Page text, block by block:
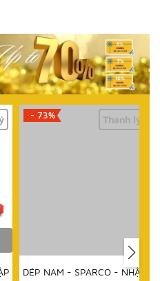
- 73% Thanh lý
DÉP NAM - SPARCO - NHẬP